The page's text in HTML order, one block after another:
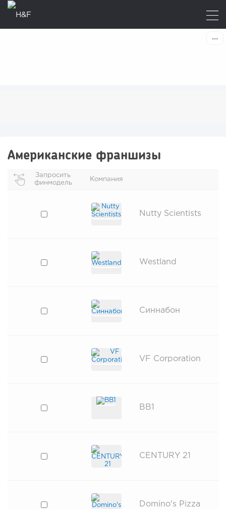
Американские франшизы
Запросить
финмодель
Компания
Nutty Scientists
Westland
Синнабон
VF Corporation
BB1
CENTURY 21
Domino's Pizza